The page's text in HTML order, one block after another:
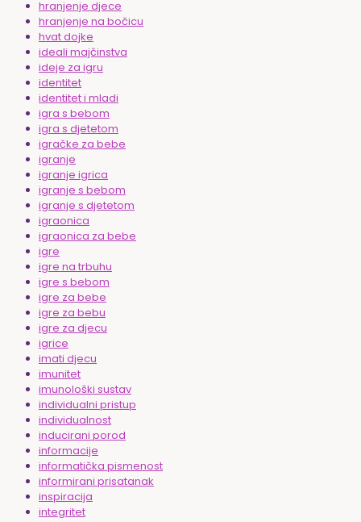
hranjenje djece
hranjenje na bočicu
hvat dojke
ideali majčinstva
ideje za igru
identitet
identitet i mladi
igra s bebom
igra s djetetom
igračke za bebe
igranje
igranje igrica
igranje s bebom
igranje s djetetom
igraonica
igraonica za bebe
igre
igre na trbuhu
igre s bebom
igre za bebe
igre za bebu
igre za djecu
igrice
imati djecu
imunitet
imunološki sustav
individualni pristup
individualnost
inducirani porod
informacije
informatička pismenost
informirani prisatanak
inspiracija
integritet